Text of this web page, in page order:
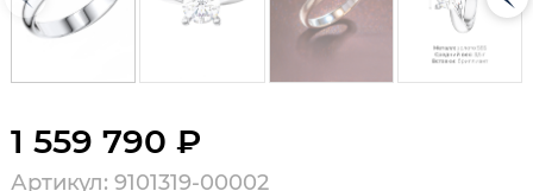
1 559 790 ₽
Артикул: 9101319-00002